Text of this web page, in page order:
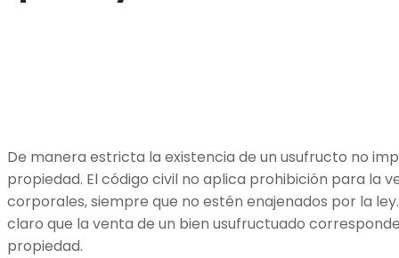
De manera estricta la existencia de un usufructo no
propiedad. El código civil no aplica prohibición para la
corporales, siempre que no estén enajenados por la
claro que la venta de un bien usufructuado
propiedad.